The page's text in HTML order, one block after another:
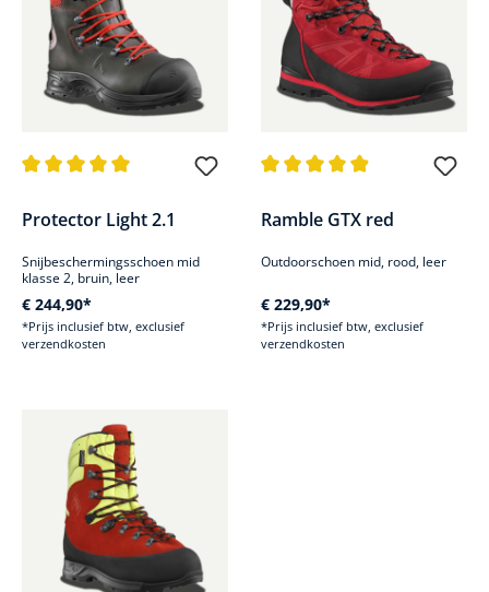
Protector Light 2.1
Snijbeschermingsschoen mid
klasse 2, bruin, leer
€ 244,90*
*Prijs inclusief btw, exclusief
verzendkosten
Ramble GTX red
Outdoorschoen mid, rood, leer
€ 229,90*
*Prijs inclusief btw, exclusief
verzendkosten